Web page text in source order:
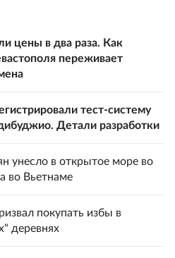
цены в два раза. Как
переживает
тест-систему
Детали разработки
унесло в открытое море во
во Вьетнаме
покупать избы в
деревнях